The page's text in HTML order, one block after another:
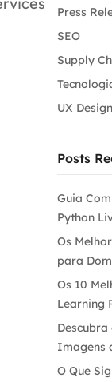
Press
SEO
Supply
UX Design
Posts
Guia
Python
Os
para
Os 10
Learning
Imagens
O Que